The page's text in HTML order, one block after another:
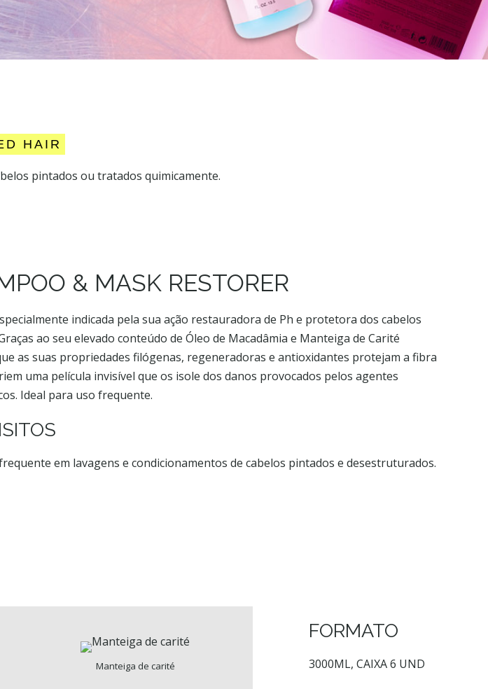
HAIR
pintados ou tratados quimicamente.
& MASK RESTORER
indicada pela sua ação restauradora de Ph e protetora dos cabelos
ao seu elevado conteúdo de Óleo de Macadâmia e Manteiga de Carité
as suas propriedades filógenas, regeneradoras e antioxidantes protejam a fibra
uma película invisível que os isole dos danos provocados pelos agentes
Ideal para uso frequente.
em lavagens e condicionamentos de cabelos pintados e desestruturados.
Manteiga de carité
FORMATO
3000ML, CAIXA 6 UND